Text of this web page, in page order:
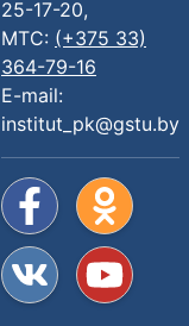
25-17-20,
МТС: (+375 33)
364-79-16
E-mail:
institut_pk@gstu.by